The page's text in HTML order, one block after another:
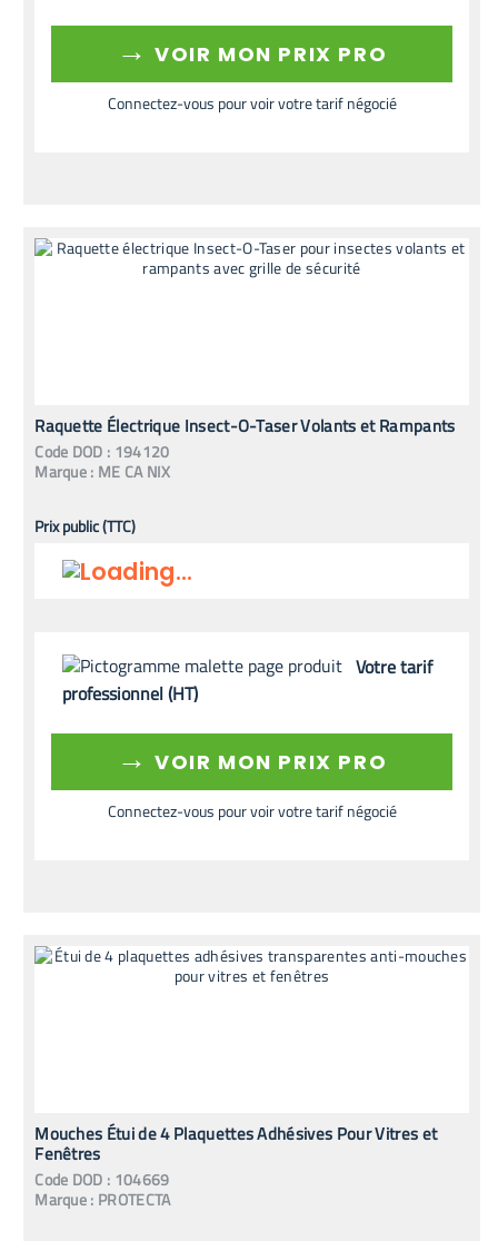
→ VOIR MON PRIX PRO
Connectez-vous pour voir votre tarif négocié
Raquette Électrique Insect-O-Taser Volants et Rampants
Code DOD : 194120
Marque : ME CA NIX
Prix public (TTC)
Votre tarif
professionnel (HT)
→ VOIR MON PRIX PRO
Connectez-vous pour voir votre tarif négocié
Mouches Étui de 4 Plaquettes Adhésives Pour Vitres et
Fenêtres
Code DOD : 104669
Marque : PROTECTA